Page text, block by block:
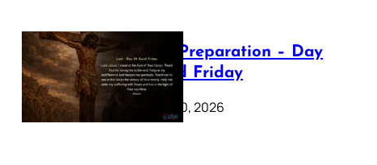
Lenten Preparation – Day
39: Good Friday
February 20, 2026